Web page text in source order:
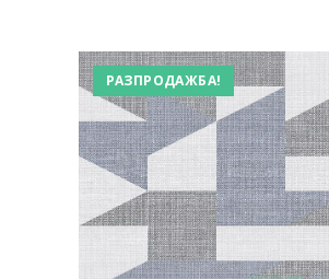
РАЗПРОДАЖБА!